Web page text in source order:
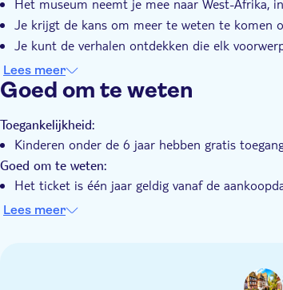
Het museum neemt je mee naar West-Afrika,
Je krijgt de kans om meer te weten te komen
Je kunt de verhalen ontdekken die elk
Lees meer
Goed om te weten
Toegankelijkheid:
Kinderen onder de 6 jaar hebben gratis
Goed om te weten:
Het ticket is één jaar geldig vanaf de
Audiogidsen beschikbaar in het Frans, Engels,
Openingstijden van het museum zijn te vinden
Lees meer